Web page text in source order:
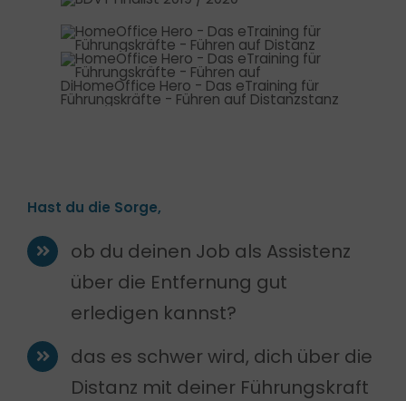
Hast du die Sorge,
ob du deinen Job als Assistenz
über die Entfernung gut
erledigen kannst?
das es schwer wird, dich über die
Distanz mit deiner Führungskraft